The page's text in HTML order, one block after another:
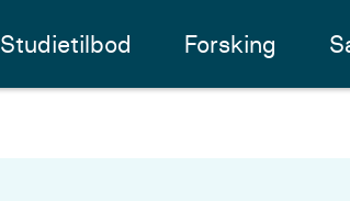
Studietilbod Forsking